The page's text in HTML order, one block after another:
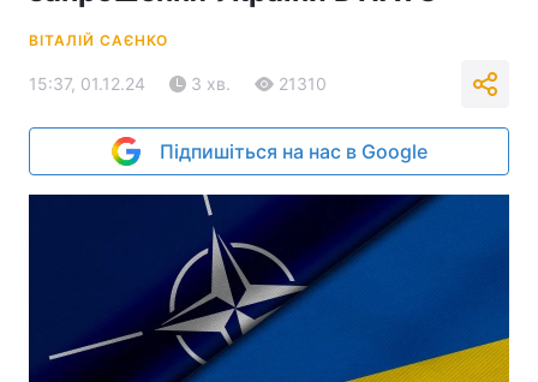
ВІТАЛІЙ САЄНКО
15:37, 01.12.24 3 хв. 21310
Підпишіться на нас в Google